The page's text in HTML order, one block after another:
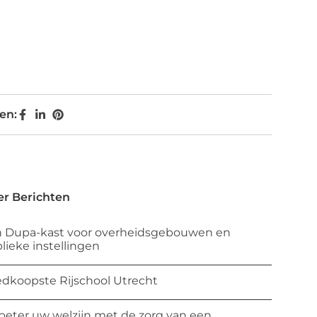
Berichten
Dupa-kast voor overheidsgebouwen en
instellingen
Rijschool Utrecht